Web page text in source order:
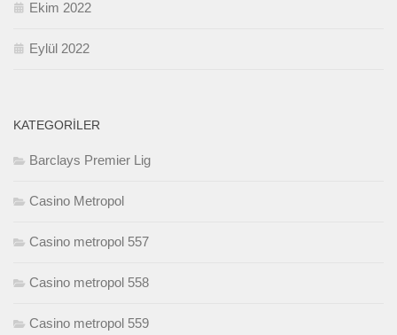
Ekim 2022
Eylül 2022
KATEGORILER
Barclays Premier Lig
Casino Metropol
Casino metropol 557
Casino metropol 558
Casino metropol 559